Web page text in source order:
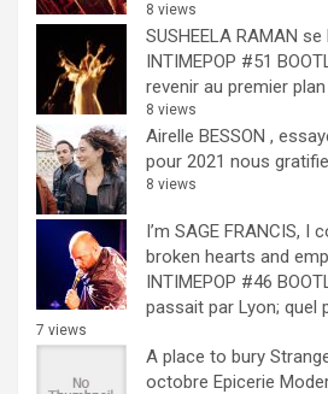
8 views
SUSHEELA RAMAN
INTIMEPOP #51
revenir au premier
8 views
Airelle BESSON ,
pour 2021 nous
8 views
I’m SAGE FRANCIS,
broken hearts and
INTIMEPOP #46
passait par Lyon; quel
7 views
A place to bury
octobre Epicerie